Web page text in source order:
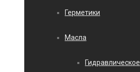
Герметики
Масла
Гидравлическое